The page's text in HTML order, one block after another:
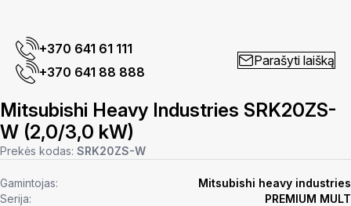
+370 641 61 111
+370 641 88 888
Parašyti laišką
Mitsubishi Heavy Industries SRK20ZS-
W (2,0/3,0 kW)
Prekės kodas: SRK20ZS-W
Gamintojas:
Mitsubishi heavy industries
Serija:
PREMIUM MULT